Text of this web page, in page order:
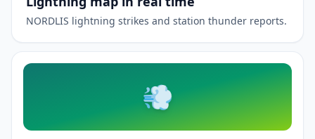
NORDLIS lightning strikes and station thunder reports.
💨